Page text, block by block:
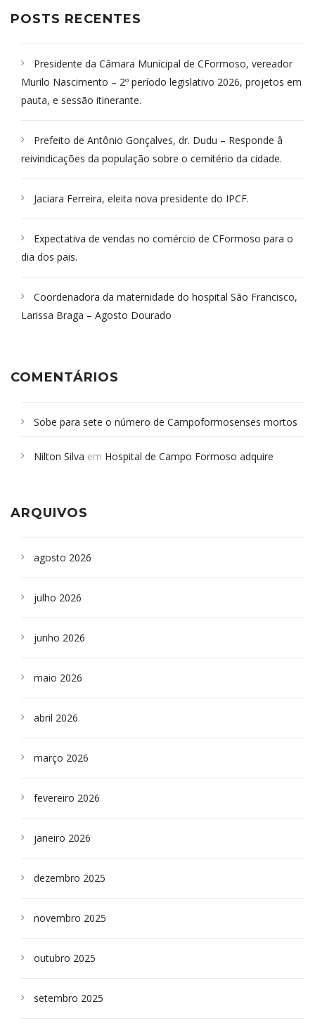
POSTS RECENTES
Presidente da Câmara Municipal de CFormoso, vereador
Murilo Nascimento – 2º período legislativo 2026, projetos em
pauta, e sessão itinerante.
Prefeito de Antônio Gonçalves, dr. Dudu – Responde â
reivindicações da população sobre o cemitério da cidade.
Jaciara Ferreira, eleita nova presidente do IPCF.
Expectativa de vendas no comércio de CFormoso para o
dia dos pais.
Coordenadora da maternidade do hospital São Francisco,
Larissa Braga – Agosto Dourado
COMENTÁRIOS
Sobe para sete o número de Campoformosenses mortos
Campoformosenses que morreram em desabamentos são
Nilton Silva em Hospital de Campo Formoso adquire
ARQUIVOS
agosto 2026
julho 2026
junho 2026
maio 2026
abril 2026
março 2026
fevereiro 2026
janeiro 2026
dezembro 2025
novembro 2025
outubro 2025
setembro 2025